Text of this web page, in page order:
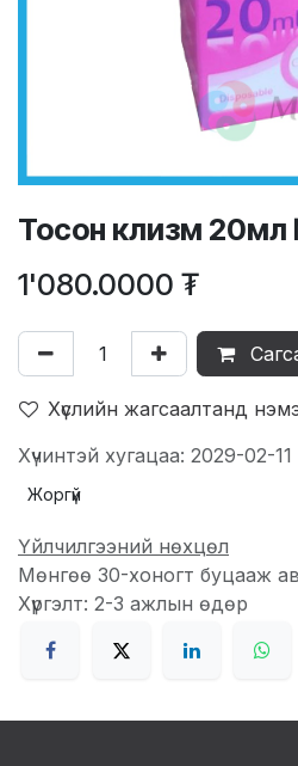
Тосон клизм 20мл
1'080.0000 ₮
Хүслийн жагсаалтанд
Хүчинтэй хугацаа: 2029-02-11
Жоргүй
Үйлчилгээний нөхцөл
Мөнгөө 30-хоногт буцааж
Хүргэлт: 2-3 ажлын өдөр